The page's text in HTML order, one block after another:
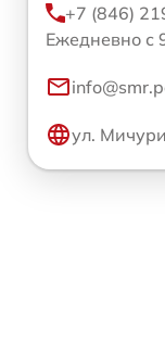
+7 (846)
Ежедневно с
ул.